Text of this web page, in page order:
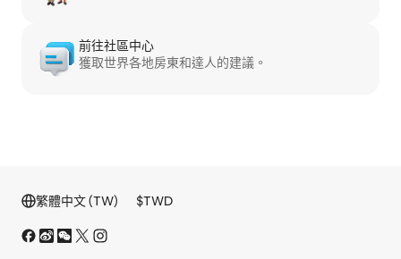
前往社區中心
獲取世界各地房東和達人的建議。
繁體中文 (TW) $TWD